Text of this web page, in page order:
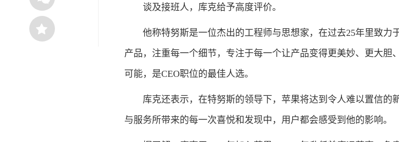
谈及接班人，库克给予高度评价。
他称特努斯是一位杰出的工程师与思想家，在过去25年里致力
产品，注重每一个细节，专注于每一个让产品变得更美妙、更大胆
可能，是CEO职位的最佳人选。
库克还表示，在特努斯的领导下，苹果将达到令人难以置信的
与服务所带来的每一次喜悦和发现中，用户都会感受到他的影响。